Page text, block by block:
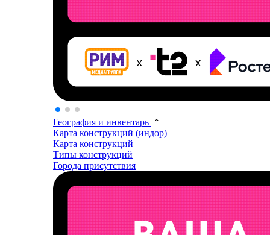
География и инвентарь
Карта конструкций (индор)
Карта конструкций
Типы конструкций
Города присутствия